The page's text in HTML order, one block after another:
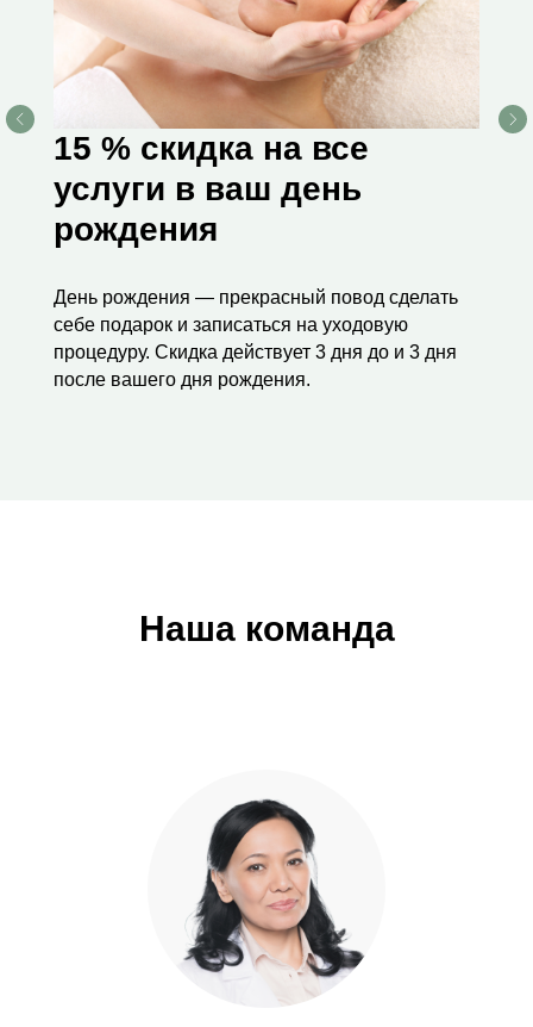
15 % скидка на все
услуги в ваш день
рождения
День рождения — прекрасный повод сделать
себе подарок и записаться на уходовую
процедуру. Скидка действует 3 дня до и 3 дня
после вашего дня рождения.
Наша команда